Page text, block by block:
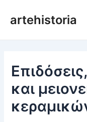
στοartehistoria
και